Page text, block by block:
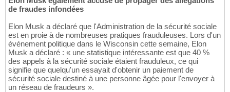
de fraudes infondées
Elon Musk a déclaré que l'Administration de la sécurité sociale
est en proie à de nombreuses pratiques frauduleuses. Lors d'un
événement politique dans le Wisconsin cette semaine, Elon
Musk a déclaré : « une statistique intéressante est que 40 %
des appels à la sécurité sociale étaient frauduleux, ce qui
signifie que quelqu'un essayait d'obtenir un paiement de
sécurité sociale destiné à une personne âgée pour l'envoyer à
un réseau de fraudeurs ».